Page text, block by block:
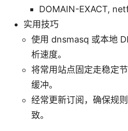
DOMAIN-EXACT,
实用技巧
使用 dnsmasq 或本地
析速度。
将常用站点固定走稳定
缓冲。
经常更新订阅，确保规
致。